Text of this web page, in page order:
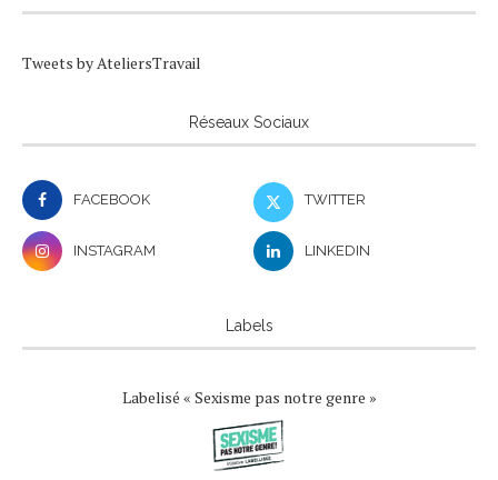
Tweets by AteliersTravail
Réseaux Sociaux
FACEBOOK TWITTER
INSTAGRAM LINKEDIN
Labels
Labelisé « Sexisme pas notre genre »